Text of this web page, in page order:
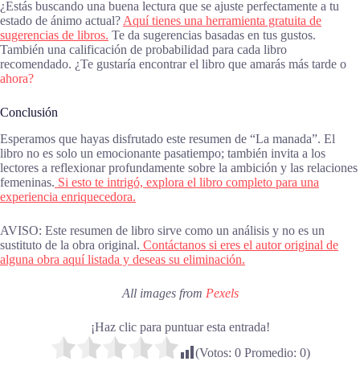
¿Estás buscando una buena lectura que se ajuste perfectamente a tu
estado de ánimo actual? Aquí tienes una herramienta gratuita de
sugerencias de libros. Te da sugerencias basadas en tus gustos.
También una calificación de probabilidad para cada libro
recomendado. ¿Te gustaría encontrar el libro que amarás más tarde o
ahora?
Conclusión
Esperamos que hayas disfrutado este resumen de “La manada”. El
libro no es solo un emocionante pasatiempo; también invita a los
lectores a reflexionar profundamente sobre la ambición y las relaciones
femeninas. Si esto te intrigó, explora el libro completo para una
experiencia enriquecedora.
AVISO: Este resumen de libro sirve como un análisis y no es un
sustituto de la obra original. Contáctanos si eres el autor original de
alguna obra aquí listada y deseas su eliminación.
All images from Pexels
¡Haz clic para puntuar esta entrada!
(Votos: 0Promedio: 0)